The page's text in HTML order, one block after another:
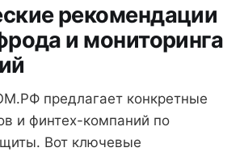
рекомендации
и мониторинга
предлагает конкретные
и финтех-компаний по
Вот ключевые